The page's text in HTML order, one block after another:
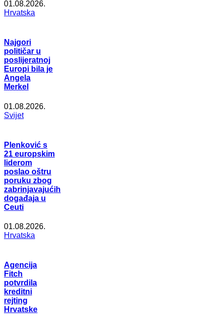
01.08.2026.
Hrvatska
Najgori
političar u
poslijeratnoj
Europi bila je
Angela
Merkel
01.08.2026.
Svijet
Plenković s
21 europskim
liderom
poslao oštru
poruku zbog
zabrinjavajućih
događaja u
Ceuti
01.08.2026.
Hrvatska
Agencija
Fitch
potvrdila
kreditni
rejting
Hrvatske